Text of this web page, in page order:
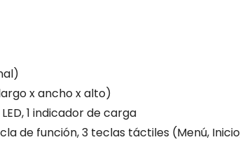
x ancho x alto)
1 indicador de carga
de función, 3 teclas táctiles (Menú,